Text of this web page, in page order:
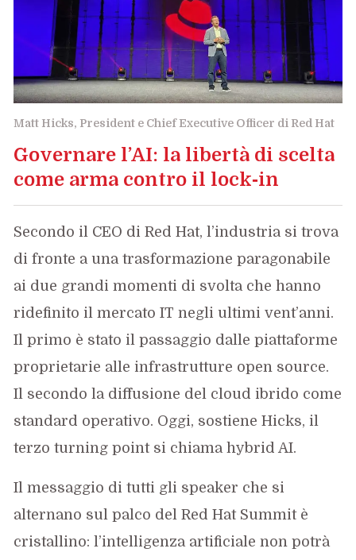
Matt Hicks, President e Chief Executive Officer di Red Hat
Governare l’AI: la libertà di scelta
come arma contro il lock‑in
Secondo il CEO di Red Hat, l’industria si trova
di fronte a una trasformazione paragonabile
ai due grandi momenti di svolta che hanno
ridefinito il mercato IT negli ultimi vent’anni.
Il primo è stato il passaggio dalle piattaforme
proprietarie alle infrastrutture open source.
Il secondo la diffusione del cloud ibrido come
standard operativo. Oggi, sostiene Hicks, il
terzo turning point si chiama hybrid AI.
Il messaggio di tutti gli speaker che si
alternano sul palco del Red Hat Summit è
cristallino: l’intelligenza artificiale non potrà